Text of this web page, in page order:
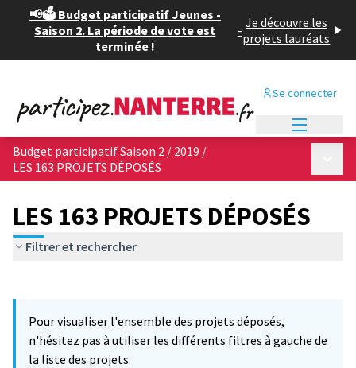
📢🗳️ Budget participatif Jeunes -
Saison 2. La période de vote est
terminée !
- Je découvre les
projets lauréats
Se connecter
Budget participatif Saison 2 / 2019 /
LES 163 PROJETS DÉPOSÉS
LES 163 PROJETS DÉPOSÉS
Filtrer et rechercher
−
Pour visualiser l'ensemble des projets déposés,
n'hésitez pas à utiliser les différents filtres à gauche de
la liste des projets.